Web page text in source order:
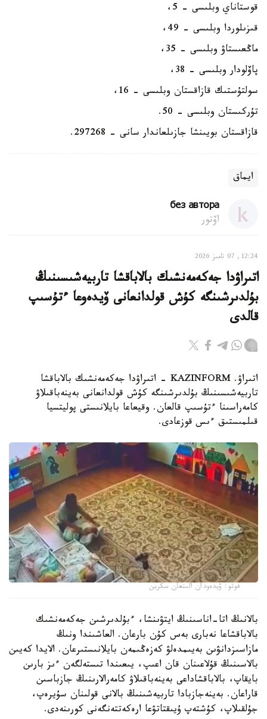
قوستاناي وبلىسى - 5،
قىزىلوردا وبلىسى - 49،
ماڭعىستاۋ وبلىسى - 35،
پاۆلودار وبلىسى - 38،
سولتۇستىك قازاقستان وبلىسى - 16،
تۇركىستان وبلىسى - 50.
قازاقستان بويىنشا جازىلعاندار سانى - 297268.
ايماق
без автора
اۆتور
12:24, 07 تامىز 2026
اتىراۋدا جەكەمەنشىك بالاباقشا تاربيەشىسىنىڭ
بۇلدىرشىنگە كۇش قولدانعانى ۆيدەوعا ءتۇسىپ
قالدى
اتىراۋ. KAZINFORM - اتىراۋدا جەكەمەنشىك بالاباقشا
تاربيەشىسىنىڭ بۇلدىرشىنگە كۇش قولدانعانى بەينەباقىلاۋ
كامەراسىنا ءتۇسىپ قالعان. وقيعاعا بايلانىستى پوليتسيا
قىلمىستىق ءىس قوزعادى.
فوتو: ۆيدەودان الىنعان سكرين
بالانىڭ اتا-اناسىنىڭ ايتۋىنشا، ءبۇلدىرشىن جەكەمەنشىك
بالاباقشاعا نەبارى بەس كۇن بارعان. العاشىندا ونىڭ
مازاسىزدانۋىن بەيىمدەلۋ كەزەڭىمەن بايلانىستىرعان. الايدا كەيىن
بالاسىنىڭ قۇلاعىنان قان اعىپ، يىعىندا تىستەلگەن ءىز بارىن
بايقاپ، بالاباقشاداعى بەينەباقىلاۋ كامەرالارىنىڭ جازباسىن
قاراعان. بەينەجازبادا تاربيەشىنىڭ بالانى قولىنان سۇيرەپ،
جۇلقىلاپ، كۇشتەپ ۇيىقتاتۋعا ارەكەتتەنگەنى كورىنەدى.